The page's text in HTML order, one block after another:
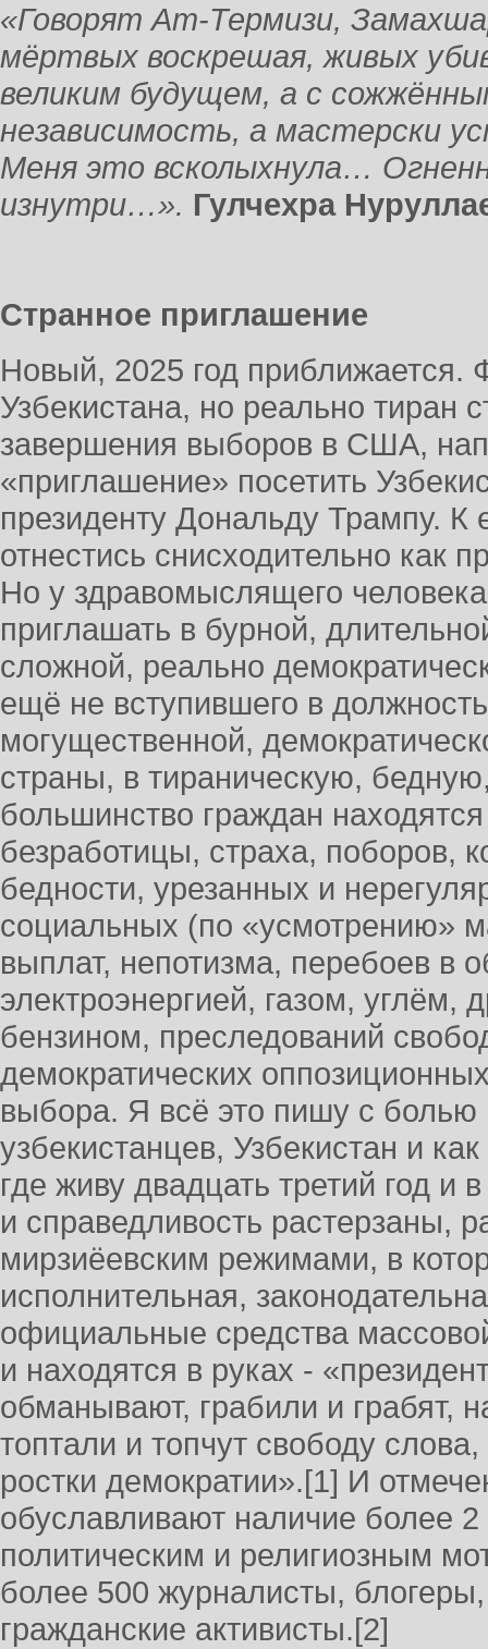
«Говорят Ат-Термизи,
мёртвых воскрешая, живых
великим будущем, а с
независимость, а мастерски
Меня это всколыхнула…
изнутри…». Гулчехра
Странное приглашение
Новый, 2025 год приближается.
Узбекистана, но реально
завершения выборов в США,
«приглашение» посетить
президенту Дональду Трампу. К
отнестись снисходительно как
Но у здравомыслящего
приглашать в бурной,
сложной, реально
ещё не вступившего в
могущественной,
страны, в тираническую,
большинство граждан
безработицы, страха, поборов,
бедности, урезанных и
социальных (по «усмотрению»
выплат, непотизма, перебоев в
электроэнергией, газом, углём,
бензином, преследований
демократических
выбора. Я всё это пишу с болью
узбекистанцев, Узбекистан и
где живу двадцать третий год и
и справедливость растерзаны,
мирзиёевским режимами, в
исполнительная,
официальные средства
и находятся в руках -
обманывают, грабили и грабят,
топтали и топчут свободу
ростки демократии».[1] И
обуславливают наличие более
политическим и религиозным
более 500 журналисты,
гражданские активисты.[2]